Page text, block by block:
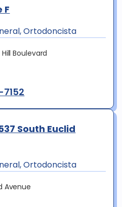
F
Ortodoncista
Boulevard
South Euclid
Ortodoncista
Avenue